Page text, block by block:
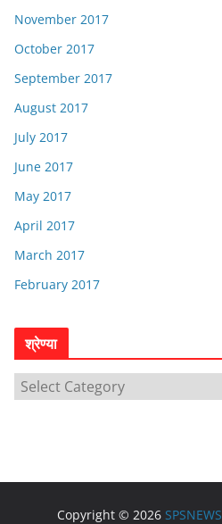
November 2017
October 2017
September 2017
August 2017
July 2017
June 2017
May 2017
April 2017
March 2017
February 2017
श्रेण्या
श्रे
Copyright © 2026 SPSNEWS